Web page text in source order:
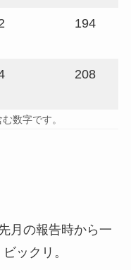
194
208
数字です。
月の報告時から一
ックリ。